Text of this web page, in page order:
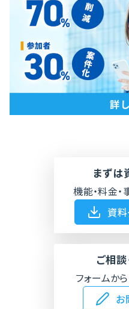
まずは
機能・料金・
資料
ご相談
フォームか
お